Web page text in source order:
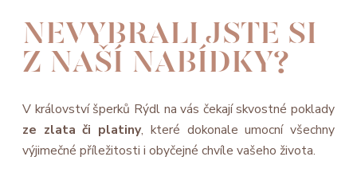
NEVYBRALI JSTE SI
Z NAŠÍ NABÍDKY?
V království šperků Rýdl na vás čekají skvostné poklady
ze zlata či platiny, které dokonale umocní všechny
výjimečné příležitosti i obyčejné chvíle vašeho života.